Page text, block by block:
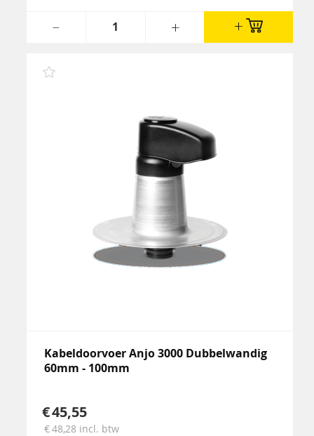
Kabeldoorvoer Anjo 3000 Dubbelwandig
60mm - 100mm
45,55
48,28 incl. btw